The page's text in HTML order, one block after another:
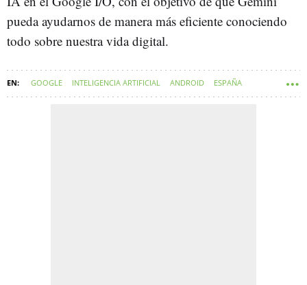
pueda ayudarnos de manera más eficiente conociendo
todo sobre nuestra vida digital.
GOOGLE INTELIGENCIA ARTIFICIAL ANDROID ESPAÑA